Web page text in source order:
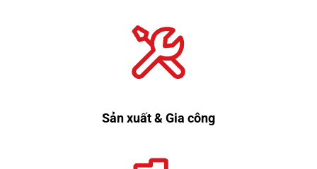
Sản xuất & Gia công